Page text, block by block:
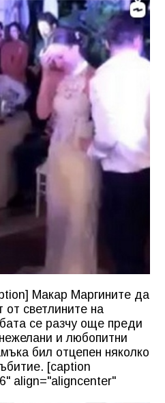
Макар Маргините да
от светлините на
се разчу още преди
и любопитни
бил отцепен няколко
[caption
align="aligncenter"